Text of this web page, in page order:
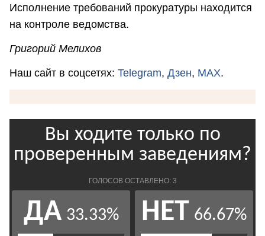
Исполнение требований прокуратуры находится
на контроле ведомства.
Григорий Мелихов
Наш сайт в соцсетях: Telegram, Дзен, MAX.